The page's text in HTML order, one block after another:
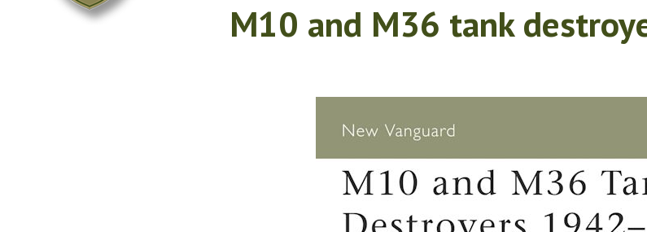
M10 and M36 tank